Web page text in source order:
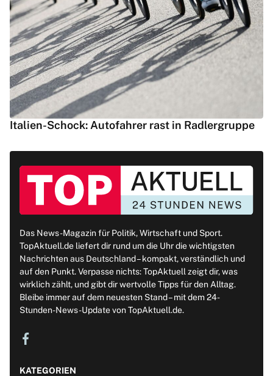
Italien-Schock: Autofahrer rast in Radlergruppe
Das News-Magazin für Politik, Wirtschaft und Sport.
TopAktuell.de liefert dir rund um die Uhr die wichtigsten
Nachrichten aus Deutschland – kompakt, verständlich und
auf den Punkt. Verpasse nichts: TopAktuell zeigt dir, was
wirklich zählt, und gibt dir wertvolle Tipps für den Alltag.
Bleibe immer auf dem neuesten Stand – mit dem 24-
Stunden-News-Update von TopAktuell.de.
KATEGORIEN